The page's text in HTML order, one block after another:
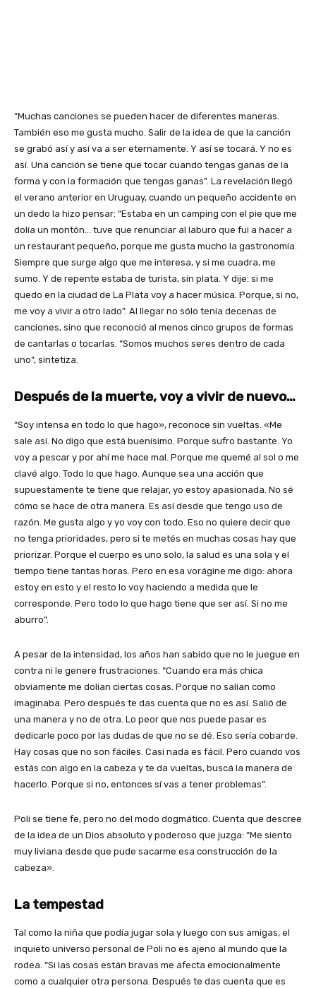
“Muchas canciones se pueden hacer de diferentes maneras.
También eso me gusta mucho. Salir de la idea de que la canción
se grabó así y así va a ser eternamente. Y así se tocará. Y no es
así. Una canción se tiene que tocar cuando tengas ganas de la
forma y con la formación que tengas ganas”. La revelación llegó
el verano anterior en Uruguay, cuando un pequeño accidente en
un dedo la hizo pensar: “Estaba en un camping con el pie que me
dolía un montón… tuve que renunciar al laburo que fui a hacer a
un restaurant pequeño, porque me gusta mucho la gastronomía.
Siempre que surge algo que me interesa, y si me cuadra, me
sumo. Y de repente estaba de turista, sin plata. Y dije: si me
quedo en la ciudad de La Plata voy a hacer música. Porque, si no,
me voy a vivir a otro lado”. Al llegar no sólo tenía decenas de
canciones, sino que reconoció al menos cinco grupos de formas
de cantarlas o tocarlas. “Somos muchos seres dentro de cada
uno”, sintetiza.
Después de la muerte, voy a vivir de nuevo…
“Soy intensa en todo lo que hago», reconoce sin vueltas. «Me
sale así. No digo que está buenísimo. Porque sufro bastante. Yo
voy a pescar y por ahí me hace mal. Porque me quemé al sol o me
clavé algo. Todo lo que hago. Aunque sea una acción que
supuestamente te tiene que relajar, yo estoy apasionada. No sé
cómo se hace de otra manera. Es así desde que tengo uso de
razón. Me gusta algo y yo voy con todo. Eso no quiere decir que
no tenga prioridades, pero si te metés en muchas cosas hay que
priorizar. Porque el cuerpo es uno solo, la salud es una sola y el
tiempo tiene tantas horas. Pero en esa vorágine me digo: ahora
estoy en esto y el resto lo voy haciendo a medida que le
corresponde. Pero todo lo que hago tiene que ser así. Si no me
aburro”.
A pesar de la intensidad, los años han sabido que no le juegue en
contra ni le genere frustraciones. “Cuando era más chica
obviamente me dolían ciertas cosas. Porque no salían como
imaginaba. Pero después te das cuenta que no es así. Salió de
una manera y no de otra. Lo peor que nos puede pasar es
dedicarle poco por las dudas de que no se dé. Eso sería cobarde.
Hay cosas que no son fáciles. Casi nada es fácil. Pero cuando vos
estás con algo en la cabeza y te da vueltas, buscá la manera de
hacerlo. Porque si no, entonces sí vas a tener problemas”.
Poli se tiene fe, pero no del modo dogmático. Cuenta que descree
de la idea de un Dios absoluto y poderoso que juzga: “Me siento
muy liviana desde que pude sacarme esa construcción de la
cabeza».
La tempestad
Tal como la niña que podía jugar sola y luego con sus amigas, el
inquieto universo personal de Poli no es ajeno al mundo que la
rodea. “Si las cosas están bravas me afecta emocionalmente
como a cualquier otra persona. Después te das cuenta que es